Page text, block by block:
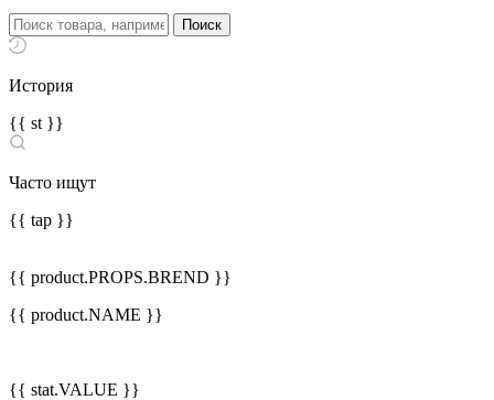
История
{{ st }}
Часто ищут
{{ tap }}
{{ product.PROPS.BREND }}
{{ product.NAME }}
{{ stat.VALUE }}